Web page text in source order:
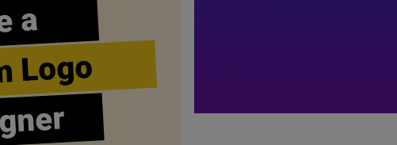
a
Logo